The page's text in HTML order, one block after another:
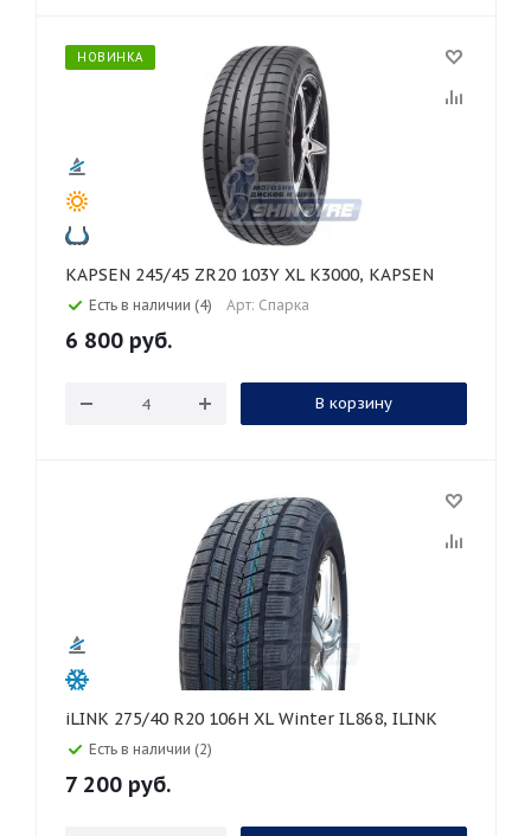
НОВИНКА
KAPSEN 245/45 ZR20 103Y XL K3000, KAPSEN
Есть в наличии (4) Арт: Спарка
6 800 руб.
В корзину
iLINK 275/40 R20 106H XL Winter IL868, ILINK
Есть в наличии (2)
7 200 руб.